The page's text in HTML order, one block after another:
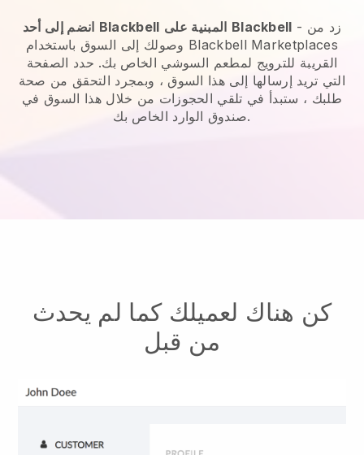
انضم إلى أحد Blackbell المبنية على Blackbell - زد من
وصولك إلى السوق باستخدام Blackbell Marketplaces
القريبة للترويج لمطعم السوشي الخاص بك. حدد الصفحة
التي تريد إرسالها إلى هذا السوق ، وبمجرد التحقق من صحة
طلبك ، ستبدأ في تلقي الحجوزات من خلال هذا السوق في
صندوق الوارد الخاص بك.
كن هناك لعميلك كما لم يحدث
من قبل